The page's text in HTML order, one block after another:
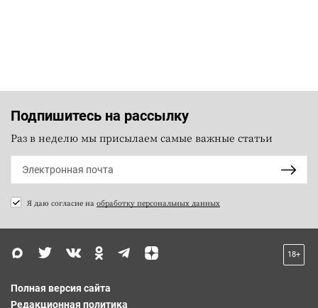
Подпишитесь на рассылку
Раз в неделю мы присылаем самые важные статьи
Я даю согласие на обработку персональных данных
18+
Полная версия сайта
Редакционная политика